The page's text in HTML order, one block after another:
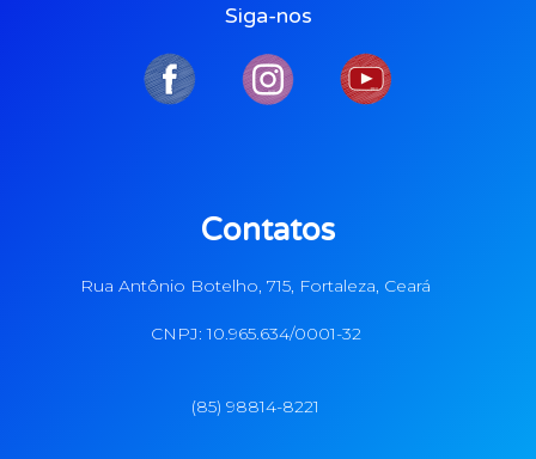
Siga-nos
Contatos
Rua Antônio Botelho, 715, Fortaleza, Ceará
CNPJ: 10.965.634/0001-32
(85) 98814-8221